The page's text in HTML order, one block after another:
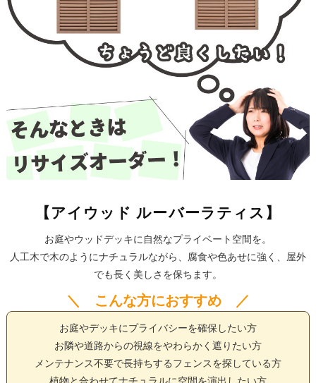
【アイウッド ルーバーラティス】
お庭やウッドデッキに自然なプライベート空間を。
人工木で木のようにナチュラルながら、腐食や色あせに強く、屋外
でも長く美しさを保ちます。
＼ こんな方におすすめ ／
お庭やデッキにプライバシーを確保したい方
お隣や道路からの視線をやわらかく遮りたい方
メンテナンス不要で長持ちするフェンスを探している方
植物と合わせてナチュラルに空間を演出したい方